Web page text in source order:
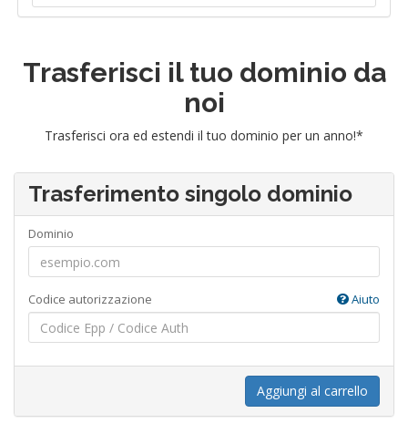
Trasferisci il tuo dominio da
noi
Trasferisci ora ed estendi il tuo dominio per un anno!*
Trasferimento singolo dominio
Dominio
Codice autorizzazione Aiuto
Aggiungi al carrello